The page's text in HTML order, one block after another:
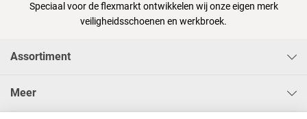
Speciaal voor de flexmarkt ontwikkelen wij onze eigen merk
veiligheidsschoenen en werkbroek.
Assortiment
Meer